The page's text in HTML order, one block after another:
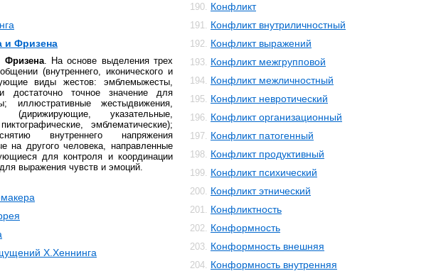
и Фризена
Фризена. На основе выделения трех
(внутреннего, иконического и
виды жестов: эмблемыжесты,
достаточно точное значение для
иллюстративные жестыдвижения,
(дирижирующие, указательные,
эмблематические);
внутреннего напряжения
на другого человека, направленные
для контроля и координации
выражения чувств и эмоций.
Х.Хеннинга
190. Конфликт
191. Конфликт внутриличностный
192. Конфликт выражений
193. Конфликт межгрупповой
194. Конфликт межличностный
195. Конфликт невротический
196. Конфликт организационный
197. Конфликт патогенный
198. Конфликт продуктивный
199. Конфликт психический
200. Конфликт этнический
201. Конфликтность
202. Конформность
203. Конформность внешняя
204. Конформность внутренняя